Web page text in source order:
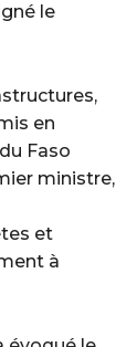
le
en
Faso
ministre,
et
à